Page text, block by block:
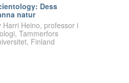
Dess
natur
Harri Heino, professor i
Tammerfors
Finland